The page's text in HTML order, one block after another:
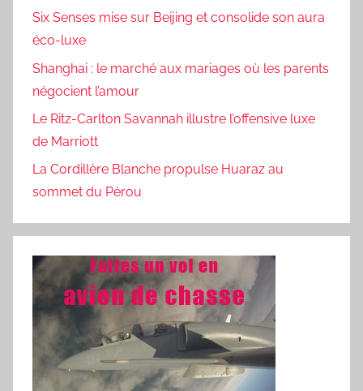
Six Senses mise sur Beijing et consolide son aura
éco-luxe
Shanghai : le marché aux mariages où les parents
négocient l’amour
Le Ritz-Carlton Savannah illustre l’offensive luxe
de Marriott
La Cordillère Blanche propulse Huaraz au
sommet du Pérou